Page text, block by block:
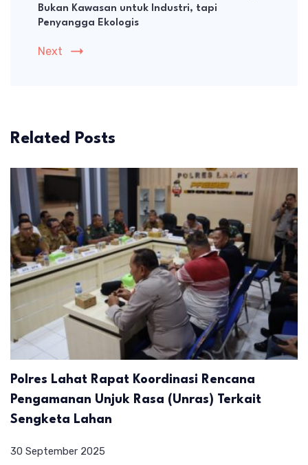
Bukan Kawasan untuk Industri, tapi
Penyangga Ekologis
Next
Related Posts
Polres Lahat Rapat Koordinasi Rencana
Pengamanan Unjuk Rasa (Unras) Terkait
Sengketa Lahan
30 September 2025